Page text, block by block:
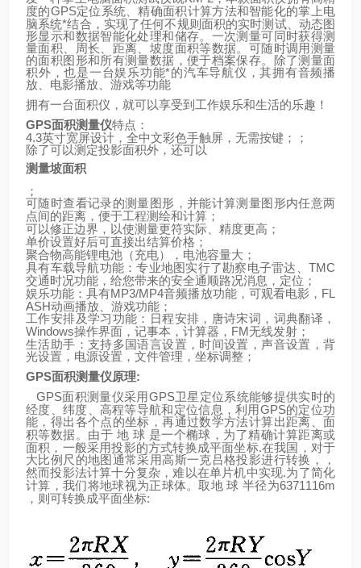
度的GPS定位系统、精确面积计算方法和智能化的掌上电
脑系统*结合，实现了任何不规则面积的实时测试、动态图
形显示和数据智能化处理和储存。一次测量可同时获得测
量面积、周长、距离、坡度面积等数据。可随时调用测量
的面积图形和所有测量数据，便于档案保存。除了测量面
积外，也是一台娱乐功能*的汽车导航仪，其拥有音频播
放、电影播放、游戏等功能
拥有一台面积仪，就可以享受到工作娱乐和生活的乐趣！
GPS面积测量仪特点：
4.3英寸宽屏设计，全中文彩色手触屏，无需按键；；
除了可以测定投影面积外，还可以
测量坡面积
；
可随时查看记录的测量图形，并能计算测量图形内任意两
点间的距离，便于工程测绘和计算；
可以修正边界，以使测量更符实际、精度更高；
单价设置好后可直接出结算价格；
聚合物高能锂电池（充电），电池容量大；
具有车载导航功能：专业地图实行了勘察电子雷达、 TMC
交通时况功能，给您带来的安全通顺路况消息，定位；
娱乐功能：具有MP3/MP4音频播放功能，可观看电影， FL
ASH动画播放、游戏功能；
工作安排及学习功能：日程安排，唐诗宋词，词典翻译，
Windows操作界面，记事本，计算器， FM无线发射；
生活助手：支持多国语言设置，时间设置，声音设置，背
光设置，电源设置，文件管理，坐标调整；
GPS面积测量仪原理:
GPS面积测量仪采用GPS卫星定位系统能够提供实时的
经度、纬度、高程等导航和定位信息，利用GPS的定位功
能，得出各个点的坐标，再通过数学方法计算出距离、面
积等数据。由于 地 球 是一个椭球，为了精确计算距离或
面积，一般采用投影的方式转换成平面坐标.在我国，对于
大比例尺的地图通常采用高斯一克吕格投影进行转换，，
然而投影法计算十分复杂，难以在单片机中实现.为了简化
计算，我们将地球视为正球体。取地 球 半径为6371116m
，则可转换成平面坐标: